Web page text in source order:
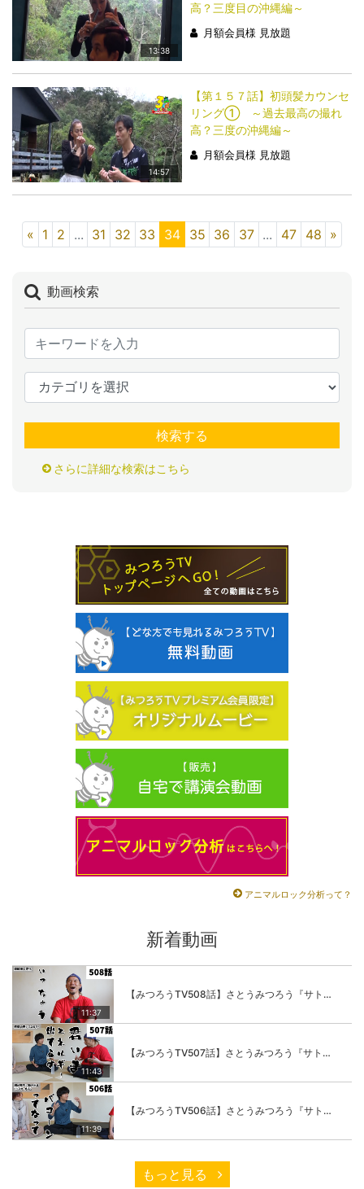
13:38
高？三度目の沖縄編～
月額会員様 見放題
14:57
【第１５７話】初頭髪カウンセ
リング① ～過去最高の撮れ
高？三度の沖縄編～
月額会員様 見放題
« 1 2 ... 31 32 33 34 35 36 37 ... 47 48 »
動画検索
検索する
さらに詳細な検索はこちら
アニマルロック分析って？
新着動画
11:37
【みつろうTV508話】さとうみつろう『サトレル男塾』編④「“毎日”が変わります。楽しく」
11:43
【みつろうTV507話】さとうみつろう『サトレル男塾』編③「快楽は“自分のカラダの内側”にしかない」
11:39
【みつろうTV506話】さとうみつろう『サトレル男塾』編②「不思議な棒をお尻に…」
もっと見る